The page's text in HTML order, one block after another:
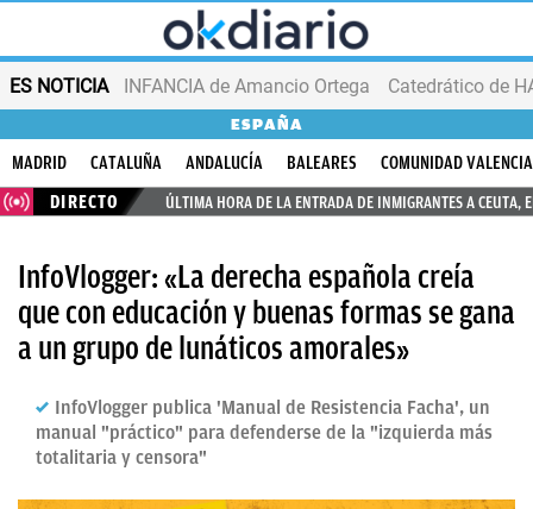
ES NOTICIA INFANCIA de Amancio Ortega
ESPAÑA
MADRID CATALUÑA ANDALUCÍA BALEARES
COMUNIDAD
DIRECTO
ÚLTIMA HORA DE LA ENTRADA DE INMIGRANTES A CEUTA,
InfoVlogger: «La derecha española creía
que con educación y buenas formas se gana
a un grupo de lunáticos amorales»
InfoVlogger publica 'Manual de Resistencia Facha', un
manual "práctico" para defenderse de la "izquierda más
totalitaria y censora"